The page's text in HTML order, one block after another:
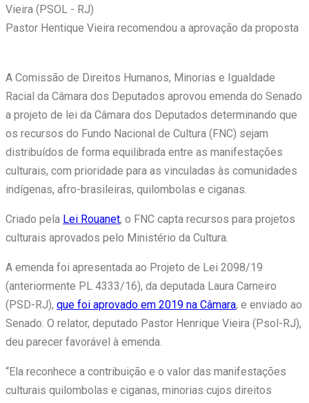
Pastor Hentique Vieira recomendou a aprovação da proposta
A Comissão de Direitos Humanos, Minorias e Igualdade
Racial da Câmara dos Deputados aprovou emenda do Senado
a projeto de lei da Câmara dos Deputados determinando que
os recursos do Fundo Nacional de Cultura (FNC) sejam
distribuídos de forma equilibrada entre as manifestações
culturais, com prioridade para as vinculadas às comunidades
indígenas, afro-brasileiras, quilombolas e ciganas.
Criado pela Lei Rouanet, o FNC capta recursos para projetos
culturais aprovados pelo Ministério da Cultura.
A emenda foi apresentada ao Projeto de Lei 2098/19
(anteriormente PL 4333/16), da deputada Laura Carneiro
(PSD-RJ), que foi aprovado em 2019 na Câmara, e enviado ao
Senado. O relator, deputado Pastor Henrique Vieira (Psol-RJ),
deu parecer favorável à emenda.
“Ela reconhece a contribuição e o valor das manifestações
culturais quilombolas e ciganas, minorias cujos direitos